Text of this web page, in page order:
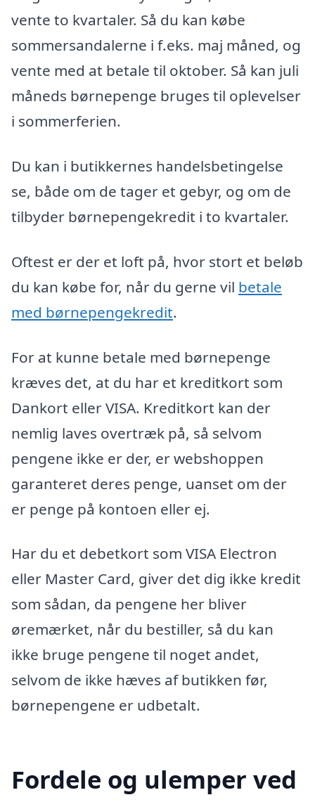
vente to kvartaler. Så du kan købe
sommersandalerne i f.eks. maj måned, og
vente med at betale til oktober. Så kan juli
måneds børnepenge bruges til oplevelser
i sommerferien.
Du kan i butikkernes handelsbetingelse
se, både om de tager et gebyr, og om de
tilbyder børnepengekredit i to kvartaler.
Oftest er der et loft på, hvor stort et beløb
du kan købe for, når du gerne vil betale
med børnepengekredit.
For at kunne betale med børnepenge
kræves det, at du har et kreditkort som
Dankort eller VISA. Kreditkort kan der
nemlig laves overtræk på, så selvom
pengene ikke er der, er webshoppen
garanteret deres penge, uanset om der
er penge på kontoen eller ej.
Har du et debetkort som VISA Electron
eller Master Card, giver det dig ikke kredit
som sådan, da pengene her bliver
øremærket, når du bestiller, så du kan
ikke bruge pengene til noget andet,
selvom de ikke hæves af butikken før,
børnepengene er udbetalt.
Fordele og ulemper ved